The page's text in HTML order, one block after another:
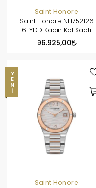
Saint Honore
Saint Honore NH752126
6FYDD Kadın Kol Saati
96.925,00
YENI
Saint Honore